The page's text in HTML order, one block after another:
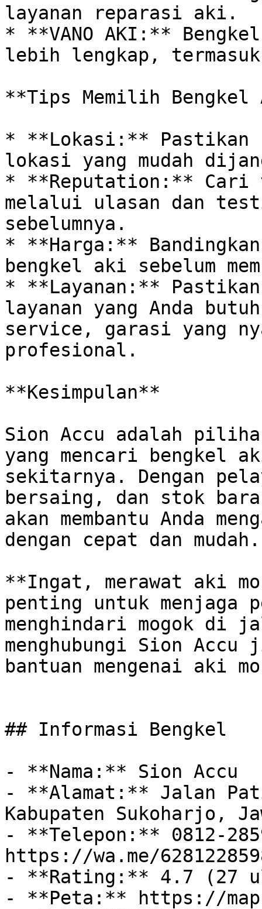
layanan reparasi aki.
* **VANO AKI:**
lebih lengkap,
**Tips Memilih
* **Lokasi:** Pastikan
lokasi yang mudah
* **Reputation:** Cari
melalui ulasan dan
sebelumnya.
* **Harga:**
bengkel aki sebelum
* **Layanan:** Pastikan
layanan yang Anda
service, garasi yang
profesional.
**Kesimpulan**
Sion Accu adalah
yang mencari bengkel
sekitarnya. Dengan
bersaing, dan stok
akan membantu Anda
dengan cepat dan mudah.
**Ingat, merawat aki
penting untuk menjaga
menghindari mogok di
menghubungi Sion Accu
bantuan mengenai aki
## Informasi Bengkel
- **Nama:** Sion Accu
- **Alamat:** Jalan
Kabupaten Sukoharjo,
- **Telepon:** 0812-
https://wa.me/
- **Rating:** 4.7 (27
- **Peta:** https://